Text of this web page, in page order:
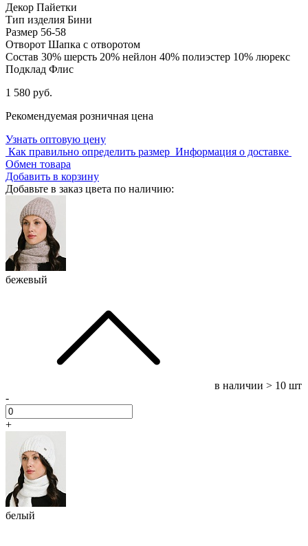
Декор Пайетки
Тип изделия Бини
Размер 56-58
Отворот Шапка с отворотом
Состав 30% шерсть 20% нейлон 40% полиэстер 10% люрекс
Подклад Флис
1 580 руб.
Рекомендуемая розничная цена
Узнать оптовую цену
Как правильно определить размер Информация о доставке
Обмен товара
Добавить в корзину
Добавьте в заказ цвета по наличию:
бежевый
в наличии > 10 шт
-
+
белый